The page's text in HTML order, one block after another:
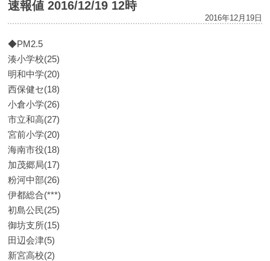
速報値 2016/12/19 12時
2016年12月19日
◆PM2.5
湊小学校(25)
明和中学(20)
西保健セ(18)
小倉小学(26)
市立和高(27)
宮前小学(20)
海南市役(18)
加茂郷局(17)
粉河中部(26)
伊都総合(***)
初島公民(25)
御坊支所(15)
田辺会津(5)
新宮高校(2)